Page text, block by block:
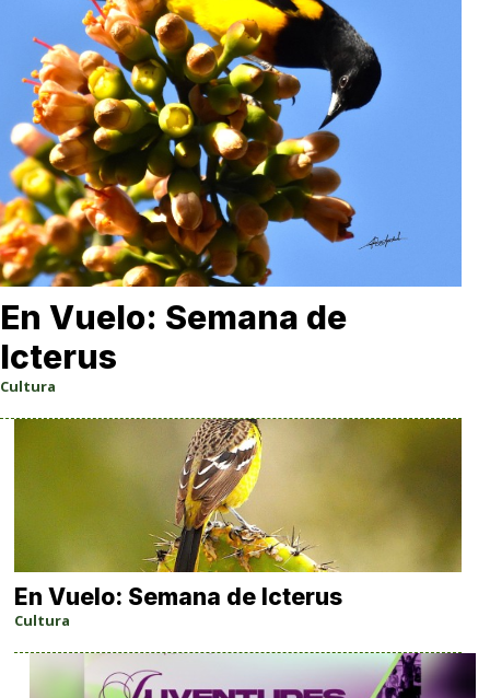
En Vuelo: Semana de
Icterus
Cultura
En Vuelo: Semana de Icterus
Cultura